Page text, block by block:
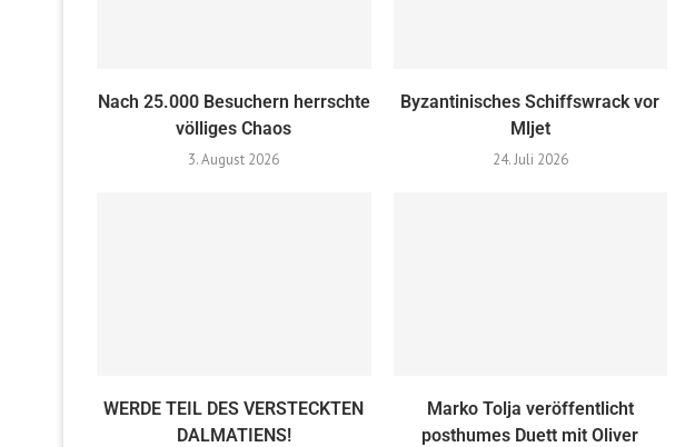
Nach 25.000 Besuchern herrschte
völliges Chaos
3. August 2026
Byzantinisches Schiffswrack vor
Mljet
24. Juli 2026
WERDE TEIL DES VERSTECKTEN
DALMATIENS!
Marko Tolja veröffentlicht
posthumes Duett mit Oliver